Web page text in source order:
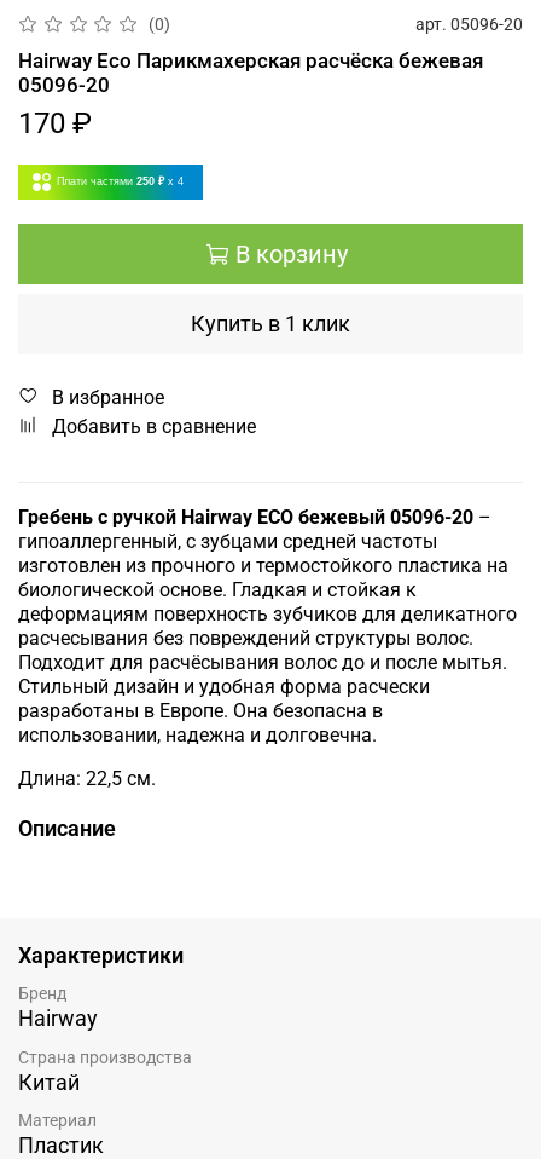
(0) арт. 05096-20
Hairway Eco Парикмахерская расчёска бежевая
05096-20
170 ₽
Плати частями 250 ₽ x 4
В корзину
Купить в 1 клик
В избранное
Добавить в сравнение
Гребень с ручкой Hairway ECO бежевый 05096-20 –
гипоаллергенный, с зубцами средней частоты
изготовлен из прочного и термостойкого пластика на
биологической основе. Гладкая и стойкая к
деформациям поверхность зубчиков для деликатного
расчесывания без повреждений структуры волос.
Подходит для расчёсывания волос до и после мытья.
Стильный дизайн и удобная форма расчески
разработаны в Европе. Она безопасна в
использовании, надежна и долговечна.
Длина: 22,5 см.
Описание
Характеристики
Бренд
Hairway
Страна производства
Китай
Материал
Пластик